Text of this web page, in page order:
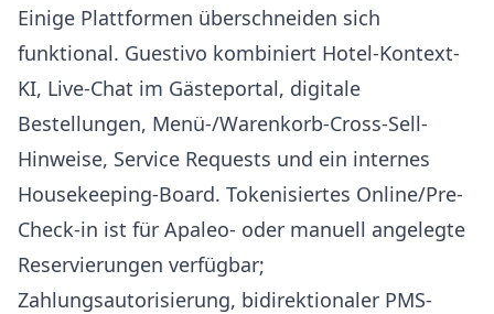
Einige Plattformen überschneiden sich
funktional. Guestivo kombiniert Hotel-Kontext-
KI, Live-Chat im Gästeportal, digitale
Bestellungen, Menü-/Warenkorb-Cross-Sell-
Hinweise, Service Requests und ein internes
Housekeeping-Board. Tokenisiertes Online/Pre-
Check-in ist für Apaleo- oder manuell angelegte
Reservierungen verfügbar;
Zahlungsautorisierung, bidirektionaler PMS-